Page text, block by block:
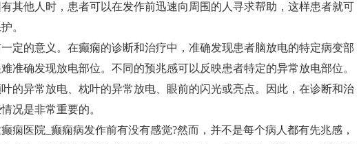
其他人时，患者可以在发作前迅速向周围的人寻求帮助，这样患者就可
。
定的意义。在癫痫的诊断和治疗中，准确发现患者脑放电的特定病变部
准确发现放电部位。不同的预兆感可以反映患者特定的异常放电部位。
的异常放电、枕叶的异常放电、眼前的闪光或亮点。因此，在诊断和治
况是非常重要的。
痫医院_癫痫病发作前有没有感觉?然而，并不是每个病人都有先兆感，